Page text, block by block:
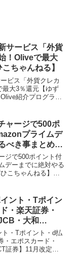
サービス「外貨
！Oliveで最大
ちゃんねる】
ビス「外貨クレカ
大3％還元【ゆず
紹介プログラ
ゆずひこで...
ャージで500ポ
プライムデ
べき事まとめ
ねる】
ジで500ポイント付
デーまでに絶対やる
こちゃんねる】こ
て発信をしていま
ント・Tポイン
・楽天証券・
・大和
11月改定始める
ちゃんねる】
ト・Tポイント・d払
・エポスカード・
証券】11月改定始